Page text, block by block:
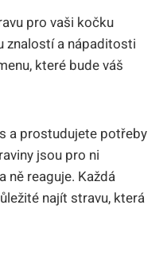
pro vaši kočku
znalostí a nápaditosti
které bude váš
a prostudujete potřeby
jsou pro ni
ně reaguje. Každá
najít stravu, která